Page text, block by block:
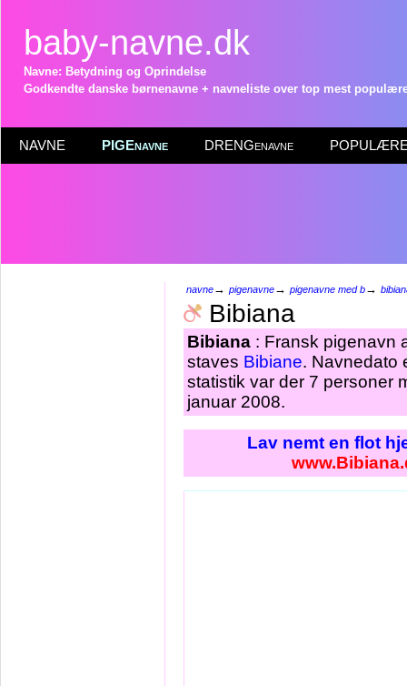
baby-navne.dk
Navne: Betydning og Oprindelse
Godkendte danske børnenavne + navneliste over top mest
NAVNE PIGEnavne DRENGenavne POPULÆRE
navne→ pigenavne→ pigenavne med b→
Bibiana
Bibiana : Fransk pigenavn
staves Bibiane. Navnedato
statistik var der 7 personer
januar 2008.
Lav nemt en flot